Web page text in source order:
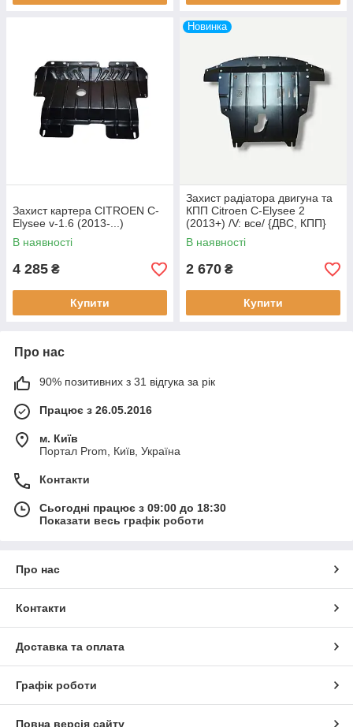
Захист картера CITROEN C-
Elysee v-1.6 (2013-...)
В наявності
4 285 ₴
Купити
Новинка
Захист радіатора двигуна та
КПП Citroen C-Elysee 2
(2013+) /V: все/ {ДВС, КПП}
В наявності
2 670 ₴
Купити
Про нас
90% позитивних з 31 відгука за рік
Працює з 26.05.2016
м. Київ
Портал Prom, Київ, Україна
Контакти
Сьогодні працює з 09:00 до 18:30
Показати весь графік роботи
Про нас
Контакти
Доставка та оплата
Графік роботи
Повна версія сайту